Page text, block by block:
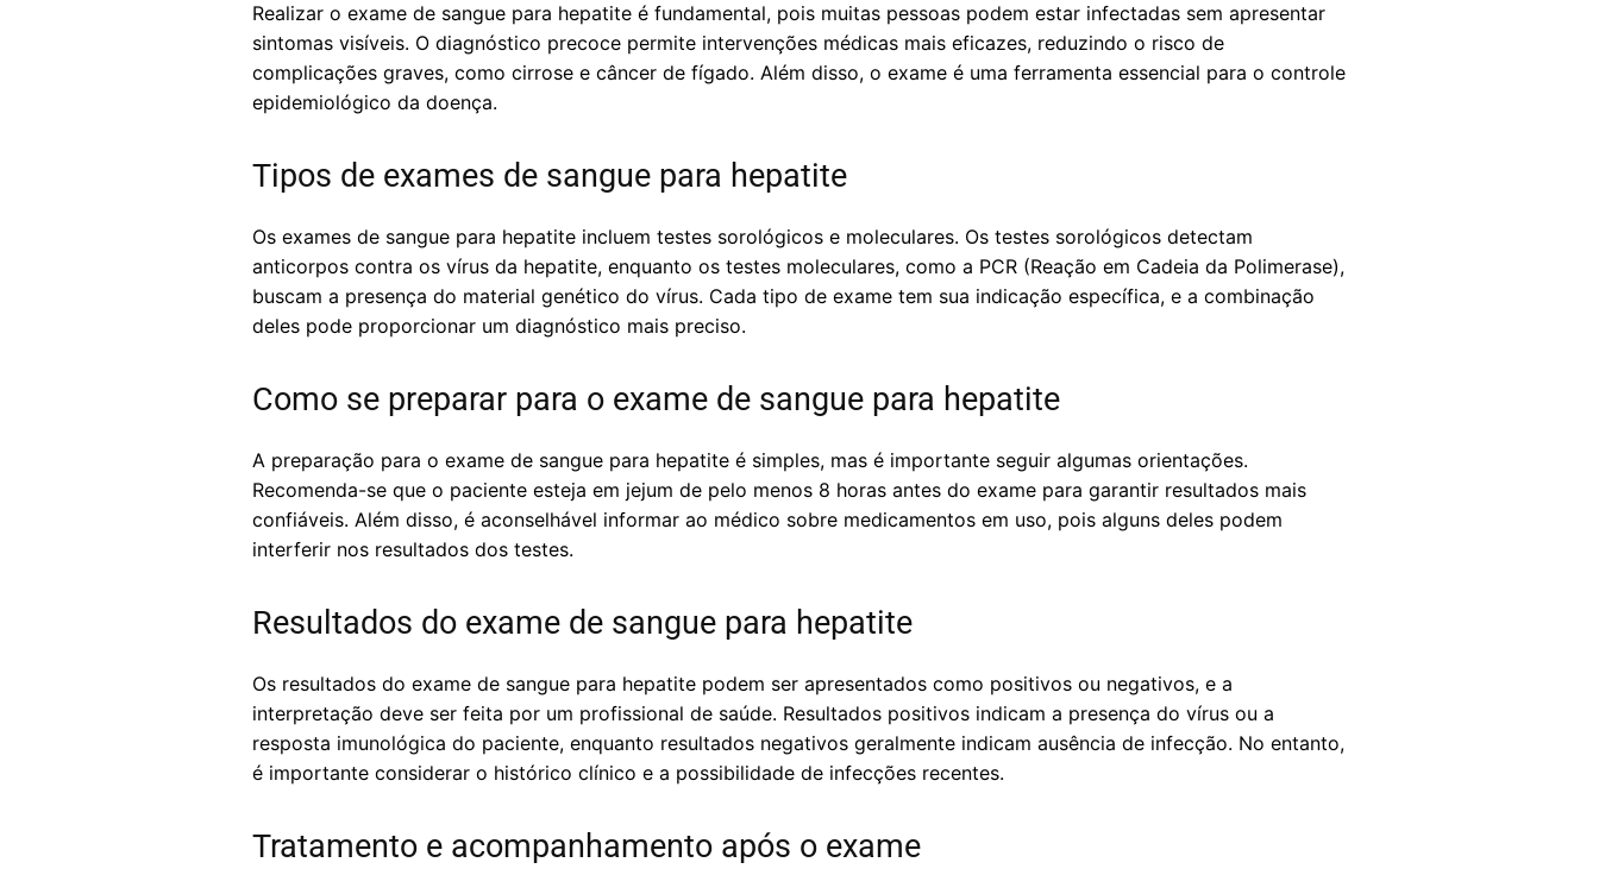
Realizar o exame de sangue para hepatite é fundamental, pois muitas pessoas podem estar infectadas sem apresentar
sintomas visíveis. O diagnóstico precoce permite intervenções médicas mais eficazes, reduzindo o risco de
complicações graves, como cirrose e câncer de fígado. Além disso, o exame é uma ferramenta essencial para o controle
epidemiológico da doença.
Tipos de exames de sangue para hepatite
Os exames de sangue para hepatite incluem testes sorológicos e moleculares. Os testes sorológicos detectam
anticorpos contra os vírus da hepatite, enquanto os testes moleculares, como a PCR (Reação em Cadeia da Polimerase),
buscam a presença do material genético do vírus. Cada tipo de exame tem sua indicação específica, e a combinação
deles pode proporcionar um diagnóstico mais preciso.
Como se preparar para o exame de sangue para hepatite
A preparação para o exame de sangue para hepatite é simples, mas é importante seguir algumas orientações.
Recomenda-se que o paciente esteja em jejum de pelo menos 8 horas antes do exame para garantir resultados mais
confiáveis. Além disso, é aconselhável informar ao médico sobre medicamentos em uso, pois alguns deles podem
interferir nos resultados dos testes.
Resultados do exame de sangue para hepatite
Os resultados do exame de sangue para hepatite podem ser apresentados como positivos ou negativos, e a
interpretação deve ser feita por um profissional de saúde. Resultados positivos indicam a presença do vírus ou a
resposta imunológica do paciente, enquanto resultados negativos geralmente indicam ausência de infecção. No entanto,
é importante considerar o histórico clínico e a possibilidade de infecções recentes.
Tratamento e acompanhamento após o exame